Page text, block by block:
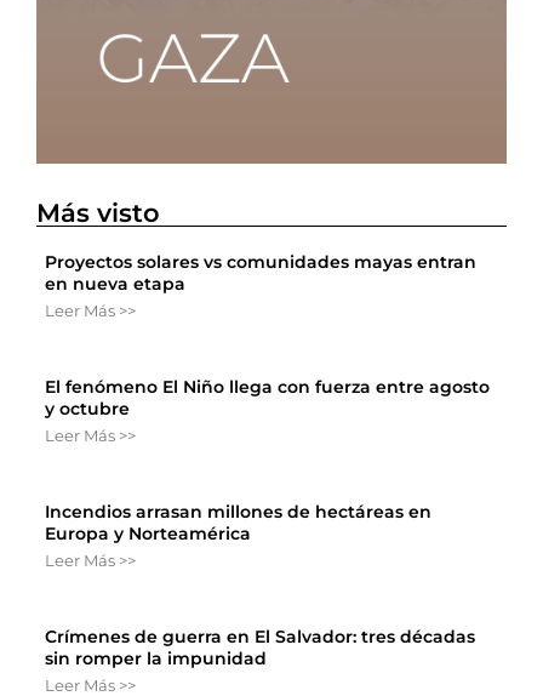
Más visto
Proyectos solares vs comunidades mayas entran
en nueva etapa
Leer Más >>
El fenómeno El Niño llega con fuerza entre agosto
y octubre
Leer Más >>
Incendios arrasan millones de hectáreas en
Europa y Norteamérica
Leer Más >>
Crímenes de guerra en El Salvador: tres décadas
sin romper la impunidad
Leer Más >>